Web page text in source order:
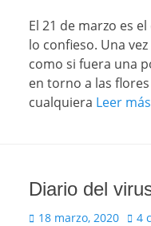
El 21 de marzo es
lo confieso. Una
como si fuera una
en torno a las
cualquiera Leer
Diario del
Publicado
18 marzo, 2020 4